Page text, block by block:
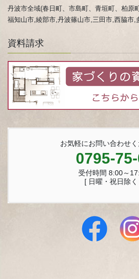
丹波市全域(春日町、市島町、青垣町、柏原
福知山市,綾部市,丹波篠山市,三田市,西脇市,
資料請求
お気軽にお問い合わせく
0795-
受付時間 8:00～
[ 日曜・祝日除く